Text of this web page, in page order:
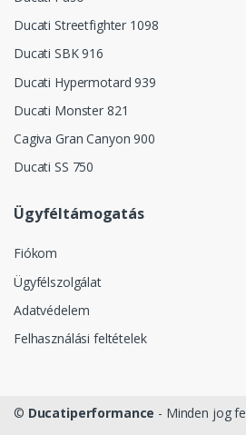
Ducati Streetfighter 1098
Ducati SBK 916
Ducati Hypermotard 939
Ducati Monster 821
Cagiva Gran Canyon 900
Ducati SS 750
Ügyféltámogatás
Fiókom
Ügyfélszolgálat
Adatvédelem
Felhasználási feltételek
© Ducatiperformance - Minden jog